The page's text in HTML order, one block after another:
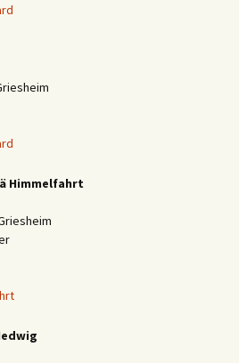
Himmelfahrt